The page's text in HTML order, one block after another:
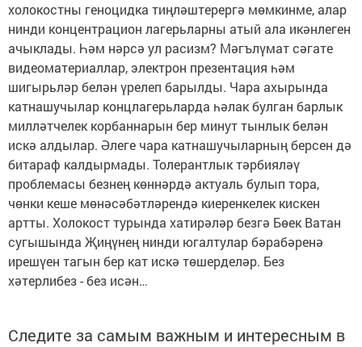
холокостны геноцидка тиңләштерергә мөмкинме, алар
нинди концентрацион лагерьларны атый ала икәнлеген
ачыклады. Һәм нәрсә ул расизм? Мәгълүмат сәгате
видеоматериаллар, электрон презентация һәм
шигырьләр белән үрелеп барылды. Чара ахырында
катнашучылар концлагерьларда һәлак булган барлык
милләтчелек корбаннарын бер минут тынлык белән
искә алдылар. Әлеге чара катнашучыларның берсен дә
битараф калдырмады. Толерантлык тәрбияләү
проблемасы безнең көннәрдә актуаль булып тора,
чөнки кеше мөнәсәбәтләрендә киеренкелек кискен
артты. Холокост турында хатирәләр безгә Бөек Ватан
сугышында Җиңүнең нинди югалтулар бәрабәренә
ирешүен тагын бер кат искә төшерделәр. Без
хәтерлибез - без исән…
Следите за самым важным и интересным в